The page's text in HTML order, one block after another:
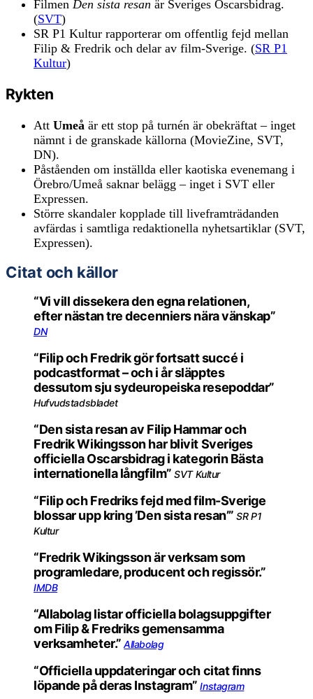
Filmen Den sista resan är Sveriges Oscarsbidrag.
(SVT)
SR P1 Kultur rapporterar om offentlig fejd mellan
Filip & Fredrik och delar av film-Sverige. (SR P1
Kultur)
Rykten
Att Umeå är ett stop på turnén är obekräftat – inget
nämnt i de granskade källorna (MovieZine, SVT,
DN).
Påståenden om inställda eller kaotiska evenemang i
Örebro/Umeå saknar belägg – inget i SVT eller
Expressen.
Större skandaler kopplade till liveframträdanden
avfärdas i samtliga redaktionella nyhetsartiklar (SVT,
Expressen).
Citat och källor
“Vi vill dissekera den egna relationen,
efter nästan tre decenniers nära vänskap”
DN
“Filip och Fredrik gör fortsatt succé i
podcastformat – och i år släpptes
dessutom sju sydeuropeiska resepoddar”
Hufvudstadsbladet
“Den sista resan av Filip Hammar och
Fredrik Wikingsson har blivit Sveriges
officiella Oscarsbidrag i kategorin Bästa
internationella långfilm”SVT Kultur
“Filip och Fredriks fejd med film-Sverige
blossar upp kring ’Den sista resan’”SR P1
Kultur
“Fredrik Wikingsson är verksam som
programledare, producent och regissör.”
IMDB
“Allabolag listar officiella bolagsuppgifter
om Filip & Fredriks gemensamma
verksamheter.”Allabolag
“Officiella uppdateringar och citat finns
löpande på deras Instagram”Instagram